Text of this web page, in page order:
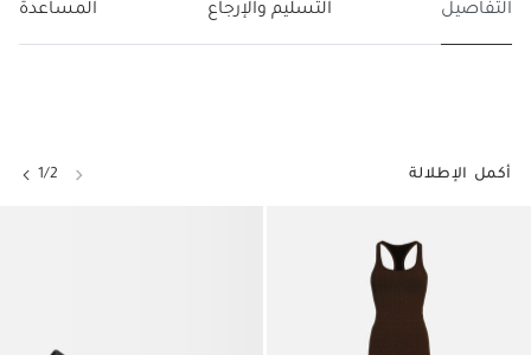
التفاصيل التسليم والإرجاع المساعدة
أكمل الإطلالة 1/2